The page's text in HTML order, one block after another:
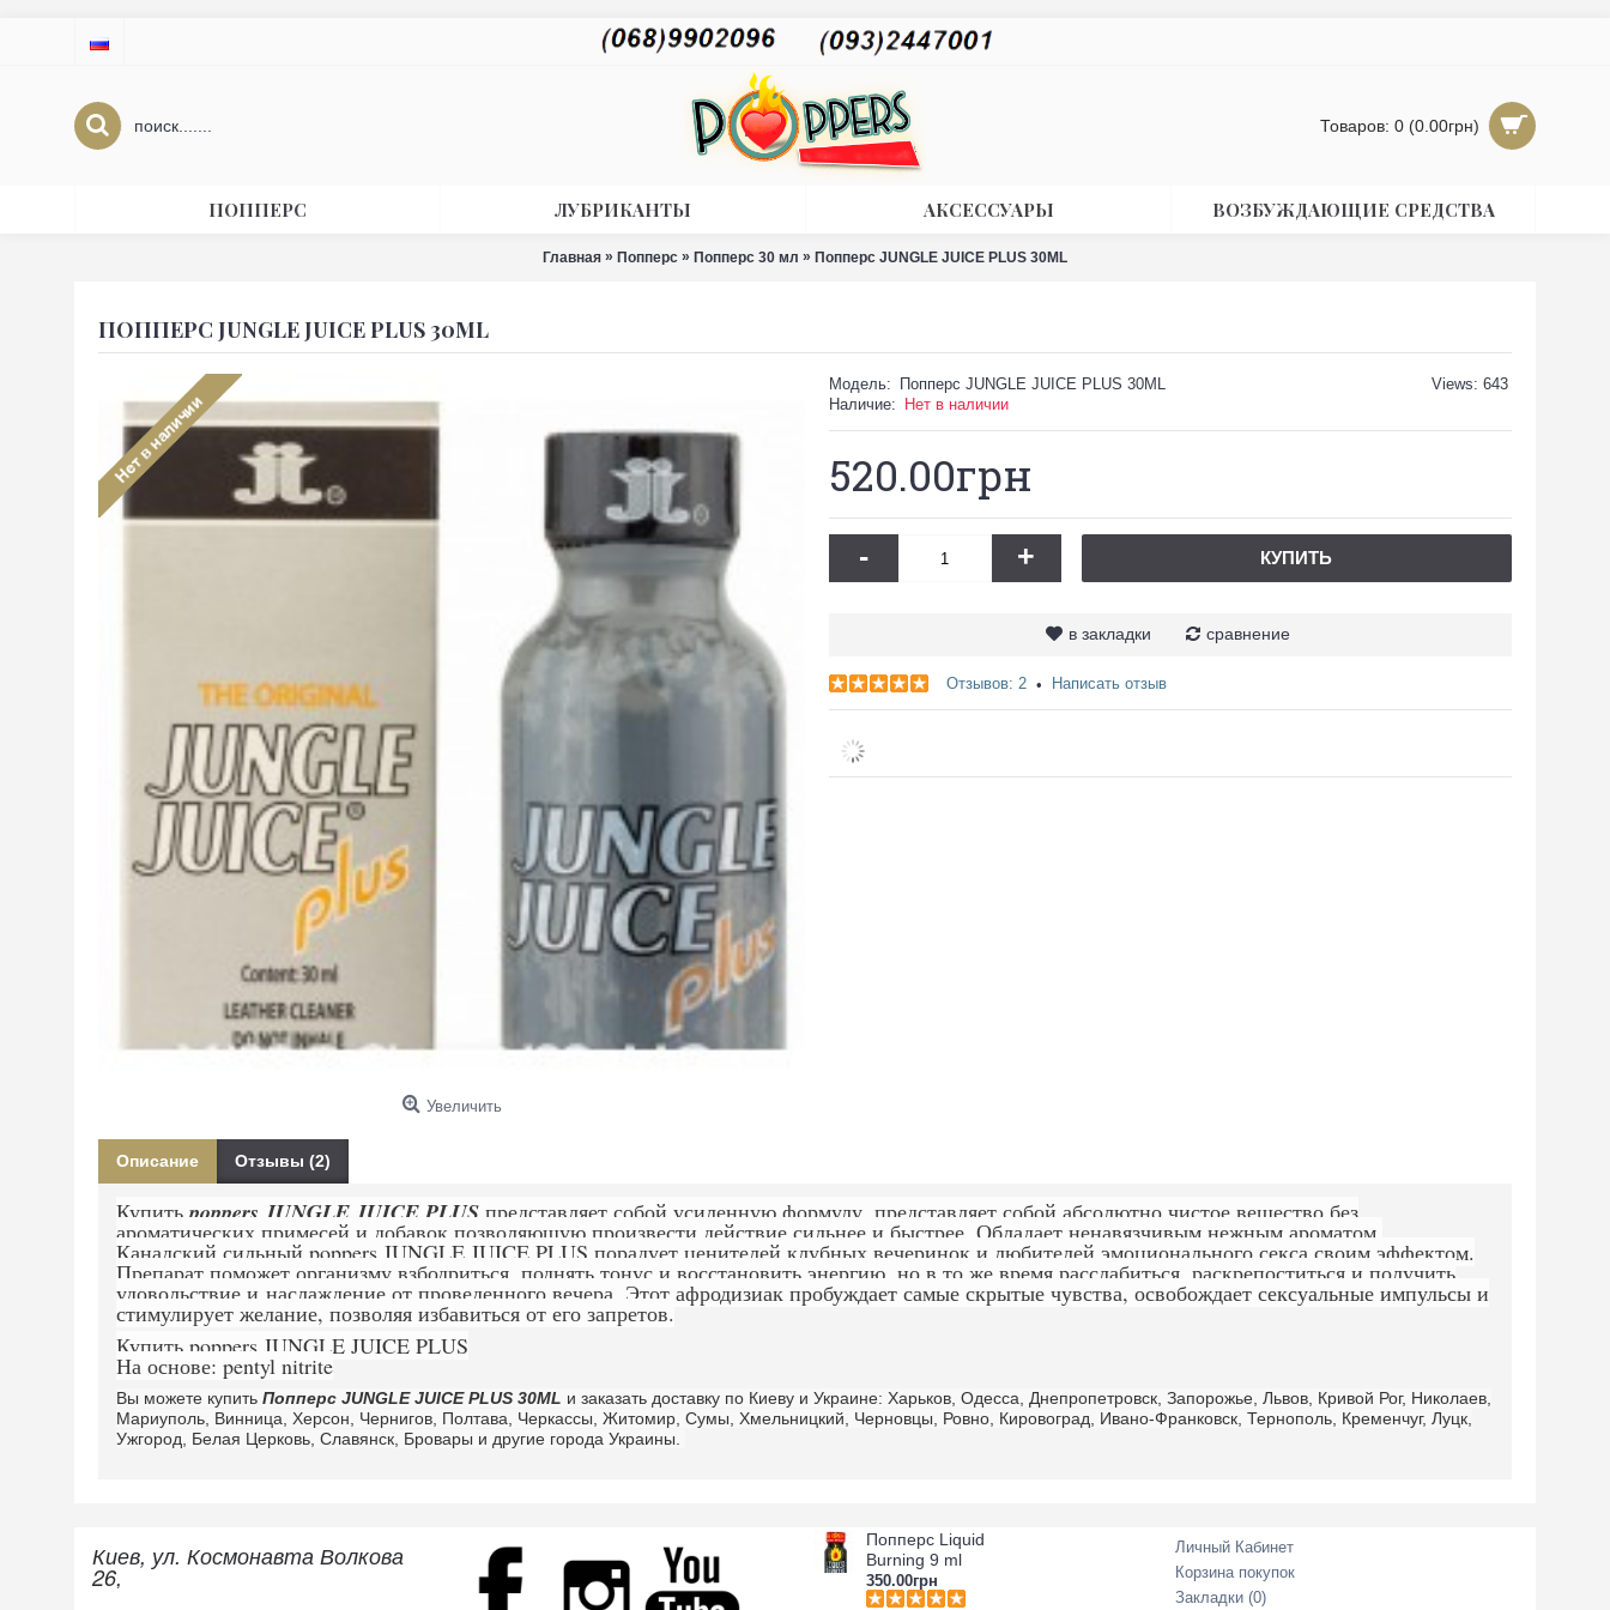
Товаров: 0 (0.00грн)
ПОППЕРС ЛУБРИКАНТЫ АКСЕССУАРЫ ВОЗБУЖДАЮЩИЕ СРЕДСТВА
Главная » Попперс » Попперс 30 мл » Попперс JUNGLE JUICE PLUS 30ML
ПОППЕРС JUNGLE JUICE PLUS 30ML
Увеличить
Views: 643
Модель:
Попперс JUNGLE JUICE PLUS 30ML
Наличие:
Нет в наличии
520.00грн
- + КУПИТЬ
в закладки сравнение
Отзывов: 2 • Написать отзыв
Описание Отзывы (2)
Купить poppers JUNGLE JUICE PLUS представляет собой усиленную формулу, представляет собой абсолютно чистое вещество без
ароматических примесей и добавок позволяющую произвести действие сильнее и быстрее. Обладает ненавязчивым нежным ароматом.
Канадский сильный poppers JUNGLE JUICE PLUS порадует ценителей клубных вечеринок и любителей эмоционального секса своим эффектом.
Препарат поможет организму взбодриться, поднять тонус и восстановить энергию, но в то же время расслабиться, раскрепоститься и получить
удовольствие и наслаждение от проведенного вечера. Этот афродизиак пробуждает самые скрытые чувства, освобождает сексуальные импульсы и
стимулирует желание, позволяя избавиться от его запретов.
Купить poppers JUNGLE JUICE PLUS
На основе: pentyl nitrite
Вы можете купить Попперс JUNGLE JUICE PLUS 30ML и заказать доставку по Киеву и Украине: Харьков, Одесса, Днепропетровск, Запорожье, Львов, Кривой Рог, Николаев,
Мариуполь, Винница, Херсон, Чернигов, Полтава, Черкассы, Житомир, Сумы, Хмельницкий, Черновцы, Ровно, Кировоград, Ивано-Франковск, Тернополь, Кременчуг, Луцк,
Ужгород, Белая Церковь, Славянск, Бровары и другие города Украины.
Киев, ул. Космонавта Волкова
26,
Попперс Liquid
Burning 9 ml
350.00грн
Личный Кабинет
Корзина покупок
Закладки (0)